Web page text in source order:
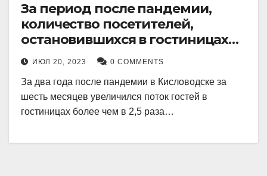
За период после пандемии,
количество посетителей,
остановившихся в гостиницах
Кисловодска, выросло в 2,5 раза.
ИЮЛ 20, 2023 0 COMMENTS
За два года после пандемии в Кисловодске за
шесть месяцев увеличился поток гостей в
гостиницах более чем в 2,5 раза…